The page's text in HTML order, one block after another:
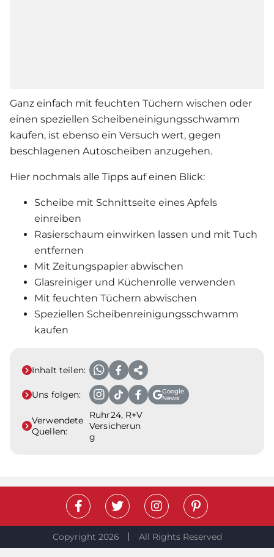
Ganz einfach mit feuchten Tüchern wischen oder
einen speziellen Scheibeneinigungsschwamm
kaufen, ist ebenso ein Versuch wert, gegen
beschlagenen Autoscheiben anzugehen.
Hier nochmals alle Tipps auf einen Blick:
Scheibe mit Schnittseite eines Apfels
einreiben
Rasierschaum einwirken lassen und mit Tuch
entfernen
Mit Zeitungspapier abwischen
Glasreiniger und Küchenrolle verwenden
Mit feuchten Tüchern abwischen
Speziellen Scheibenreinigungsschwamm
kaufen
Inhalt teilen:
Uns folgen:
Google
News
Verwendete
Quellen:
Ruhr24, R+V
Versicherun
g
Copyright 2026 All Rights Reserved